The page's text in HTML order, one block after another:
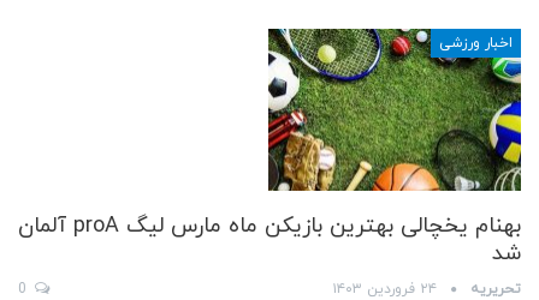
اخبار ورزشی
بهنام یخچالی بهترین بازیکن ماه مارس لیگ proA آلمان
شد
تحریریه ۲۴ فروردین ۱۴۰۳